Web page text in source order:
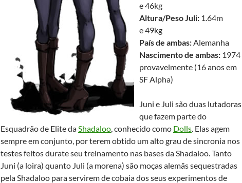
e 46kg
Altura/Peso Juli: 1.64m
e 49kg
País de ambas:Alemanha
Nascimento de ambas: 1974
provavelmente (16 anos em
SF Alpha)
Juni e Juli são duas lutadoras
que fazem parte do
Esquadrão de Elite daShadaloo, conhecido como Dolls. Elas agem
sempre em conjunto, por terem obtido um alto grau de sincronia nos
testes feitos durate seu treinamento nas bases da Shadaloo. Tanto
Juni (a loira) quanto Juli (a morena) são moças alemãs sequestradas
pela Shadaloo para servirem de cobaia dos seus experimentos de